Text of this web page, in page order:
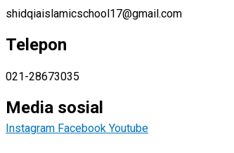
shidqiaislamicschool17@gmail.com
Telepon
021-28673035
Media sosial
Instagram Facebook Youtube